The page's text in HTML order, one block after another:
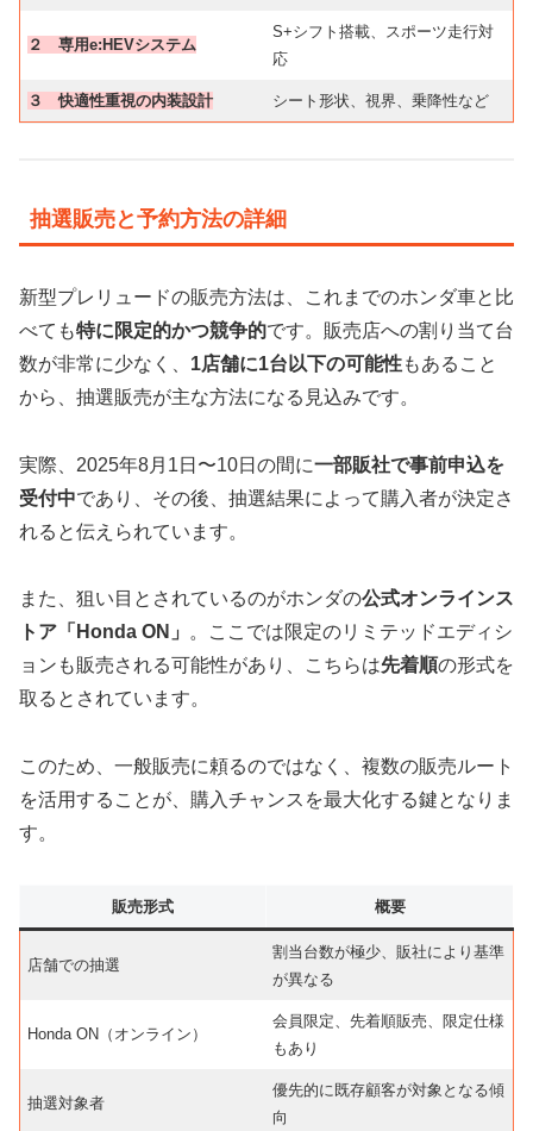
２ 専用e:HEVシステム
S+シフト搭載、スポーツ走行対
応
３ 快適性重視の内装設計 シート形状、視界、乗降性など
抽選販売と予約方法の詳細
新型プレリュードの販売方法は、これまでのホンダ車と比
べても特に限定的かつ競争的です。販売店への割り当て台
数が非常に少なく、 1店舗に1台以下の可能性もあること
から、抽選販売が主な方法になる見込みです。
実際、2025年8月1日〜10日の間に一部販社で事前申込を
受付中であり、その後、抽選結果によって購入者が決定さ
れると伝えられています。
また、狙い目とされているのがホンダの公式オンラインス
トア「Honda ON」
。ここでは限定のリミテッドエディシ
ョンも販売される可能性があり、こちらは先着順の形式を
取るとされています。
このため、一般販売に頼るのではなく、複数の販売ルート
を活用することが、購入チャンスを最大化する鍵となりま
す。
販売形式 概要
店舗での抽選
割当台数が極少、販社により基準
が異なる
Honda ON（オンライン）
会員限定、先着順販売、限定仕様
もあり
抽選対象者
優先的に既存顧客が対象となる傾
向